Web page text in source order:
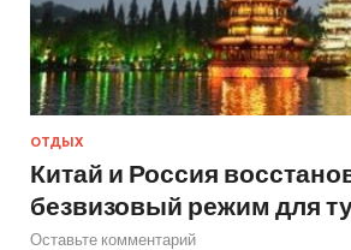
ОТДЫХ
Китай и Россия
безвизовый режим для
Оставьте комментарий